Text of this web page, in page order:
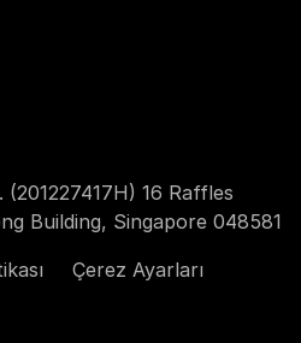
16 Raffles
Building, Singapore 048581
Çerez Ayarları